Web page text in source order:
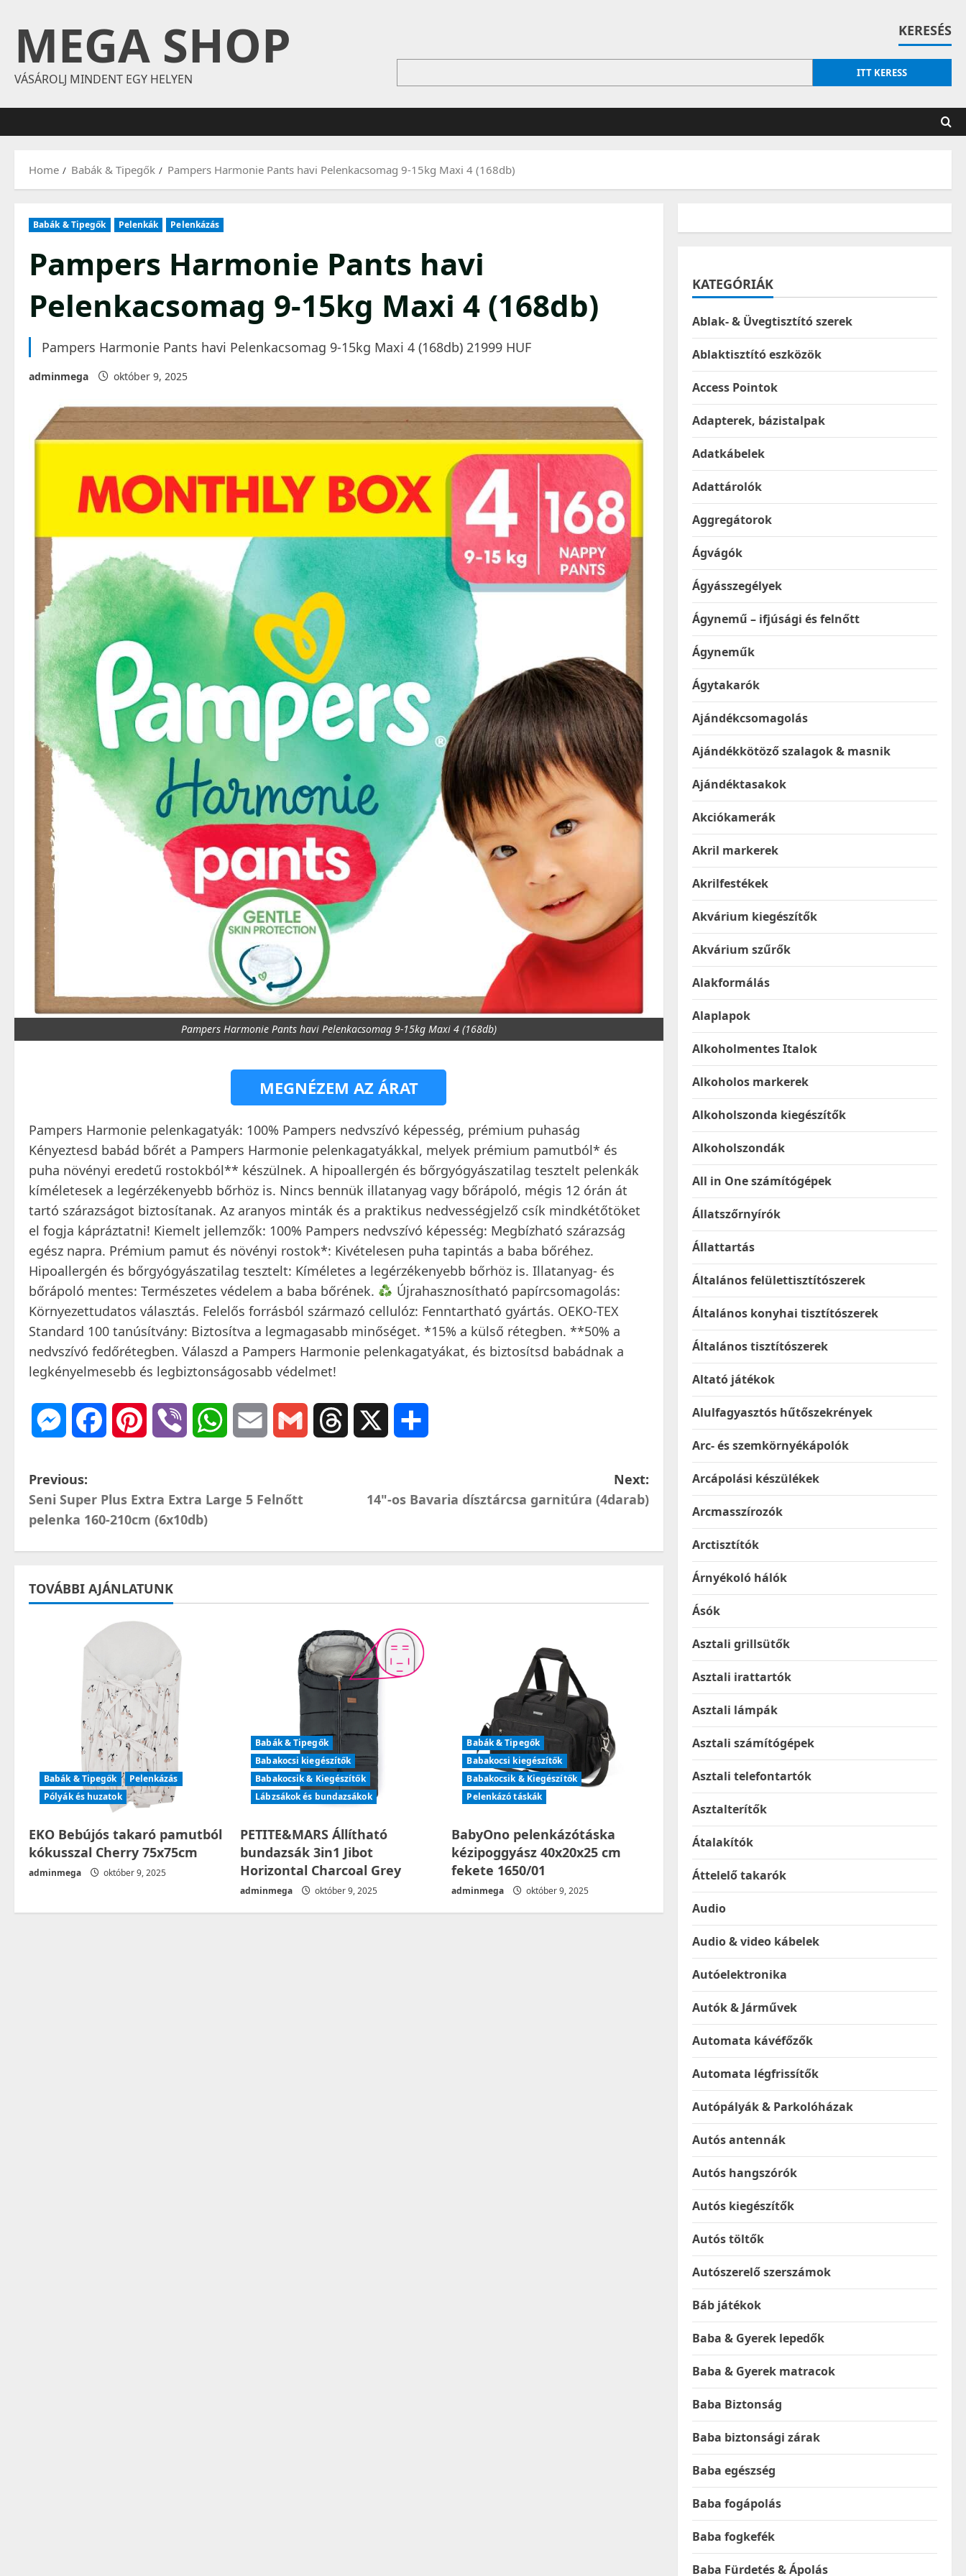
content
MEGA SHOP
VÁSÁROLJ MINDENT EGY HELYEN
KERESÉS
ITT KERESS
Home Babák & Tipegők Pampers Harmonie Pants havi Pelenkacsomag 9-15kg Maxi 4 (168db)
Babák & Tipegők Pelenkák Pelenkázás
Pampers Harmonie Pants havi
Pelenkacsomag 9-15kg Maxi 4 (168db)
Pampers Harmonie Pants havi Pelenkacsomag 9-15kg Maxi 4 (168db) 21999 HUF
adminmega október 9, 2025
Pampers Harmonie Pants havi Pelenkacsomag 9-15kg Maxi 4 (168db)
MEGNÉZEM AZ ÁRAT
Pampers Harmonie pelenkagatyák: 100% Pampers nedvszívó képesség, prémium puhaság
Kényeztesd babád bőrét a Pampers Harmonie pelenkagatyákkal, melyek prémium pamutból* és
puha növényi eredetű rostokból** készülnek. A hipoallergén és bőrgyógyászatilag tesztelt pelenkák
kíméletesek a legérzékenyebb bőrhöz is. Nincs bennük illatanyag vagy bőrápoló, mégis 12 órán át
tartó szárazságot biztosítanak. Az aranyos minták és a praktikus nedvességjelző csík mindkétőtöket
el fogja kápráztatni! Kiemelt jellemzők: 100% Pampers nedvszívó képesség: Megbízható szárazság
egész napra. Prémium pamut és növényi rostok*: Kivételesen puha tapintás a baba bőréhez.
Hipoallergén és bőrgyógyászatilag tesztelt: Kíméletes a legérzékenyebb bőrhöz is. Illatanyag- és
bőrápoló mentes: Természetes védelem a baba bőrének.
Újrahasznosítható papírcsomagolás:
Környezettudatos választás. Felelős forrásból származó cellulóz: Fenntartható gyártás. OEKO-TEX
Standard 100 tanúsítvány: Biztosítva a legmagasabb minőséget. *15% a külső rétegben. **50% a
nedvszívó fedőrétegben. Válaszd a Pampers Harmonie pelenkagatyákat, és biztosítsd babádnak a
legkényelmesebb és legbiztonságosabb védelmet!
MessengerFacebookPinterest Viber WhatsAppEmail Gmail Threads
P
o
s
n
o
n
Previous:
Seni Super Plus Extra Extra Large 5 Felnőtt
pelenka 160-210cm (6x10db)
Next:
14"-os Bavaria dísztárcsa garnitúra (4darab)
TOVÁBBI AJÁNLATUNK
Babák & Tipegők
Pelenkázás
Pólyák és huzatok
EKO Bebújós takaró pamutból
kókusszal Cherry 75x75cm
adminmega október 9, 2025
Babák & Tipegők
Babakocsi kiegészítők
Babakocsik & Kiegészítők
Lábzsákok és bundazsákok
PETITE&MARS Állítható
bundazsák 3in1 Jibot
Horizontal Charcoal Grey
adminmega október 9, 2025
Babák & Tipegők
Babakocsi kiegészítők
Babakocsik & Kiegészítők
Pelenkázó táskák
BabyOno pelenkázótáska
kézipoggyász 40x20x25 cm
fekete 1650/01
adminmega október 9, 2025
KATEGÓRIÁK
Ablak- & Üvegtisztító szerek
Ablaktisztító eszközök
Access Pointok
Adapterek, bázistalpak
Adatkábelek
Adattárolók
Aggregátorok
Ágvágók
Ágyásszegélyek
Ágynemű – ifjúsági és felnőtt
Ágyneműk
Ágytakarók
Ajándékcsomagolás
Ajándékkötöző szalagok & masnik
Ajándéktasakok
Akciókamerák
Akril markerek
Akrilfestékek
Akvárium kiegészítők
Akvárium szűrők
Alakformálás
Alaplapok
Alkoholmentes Italok
Alkoholos markerek
Alkoholszonda kiegészítők
Alkoholszondák
All in One számítógépek
Állatszőrnyírók
Állattartás
Általános felülettisztítószerek
Általános konyhai tisztítószerek
Általános tisztítószerek
Altató játékok
Alulfagyasztós hűtőszekrények
Arc- és szemkörnyékápolók
Arcápolási készülékek
Arcmasszírozók
Arctisztítók
Árnyékoló hálók
Ásók
Asztali grillsütők
Asztali irattartók
Asztali lámpák
Asztali számítógépek
Asztali telefontartók
Asztalterítők
Átalakítók
Áttelelő takarók
Audio
Audio & video kábelek
Autóelektronika
Autók & Járművek
Automata kávéfőzők
Automata légfrissítők
Autópályák & Parkolóházak
Autós antennák
Autós hangszórók
Autós kiegészítők
Autós töltők
Autószerelő szerszámok
Báb játékok
Baba & Gyerek lepedők
Baba & Gyerek matracok
Baba Biztonság
Baba biztonsági zárak
Baba egészség
Baba fogápolás
Baba fogkefék
Baba Fürdetés & Ápolás